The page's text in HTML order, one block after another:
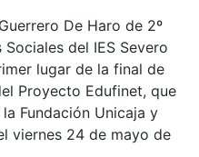
De Haro de 2º
del IES Severo
lugar de la final de
Proyecto Edufinet, que
Fundación Unicaja y
viernes 24 de mayo de